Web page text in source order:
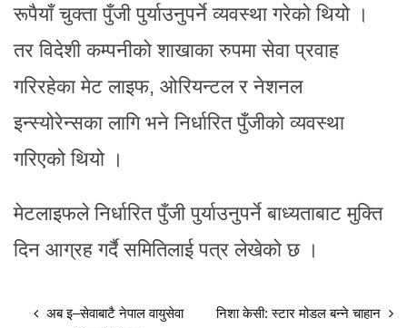
रूपैयाँ चुक्ता पुँजी पुर्याउनुपर्ने व्यवस्था गरेको थियो ।
तर विदेशी कम्पनीको शाखाका रुपमा सेवा प्रवाह
गरिरहेका मेट लाइफ, ओरियन्टल र नेशनल
इन्स्योरेन्सका लागि भने निर्धारित पुँजीको व्यवस्था
गरिएको थियो ।
मेटलाइफले निर्धारित पुँजी पुर्याउनुपर्ने बाध्यताबाट मुक्ति
दिन आग्रह गर्दै समितिलाई पत्र लेखेको छ ।
अब इ–सेवाबाटै नेपाल वायुसेवा
निशा केसी: स्टार मोडल बन्ने चाहान